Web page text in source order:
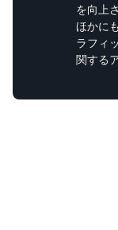
を向上
ほかに
ラフィ
関する